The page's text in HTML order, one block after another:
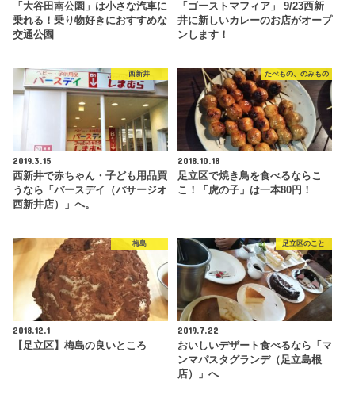
「大谷田南公園」は小さな汽車に
乗れる！乗り物好きにおすすめな
交通公園
「ゴーストマフィア」 9/23西新
井に新しいカレーのお店がオープ
ンします！
西新井
2019.3.15
西新井で赤ちゃん・子ども用品買
うなら「バースデイ（パサージオ
西新井店）」へ。
たべもの、のみもの
2018.10.18
足立区で焼き鳥を食べるならこ
こ！「虎の子」は一本80円！
梅島
2018.12.1
【足立区】梅島の良いところ
足立区のこと
2019.7.22
おいしいデザート食べるなら「マ
ンマパスタグランデ（足立島根
店）」へ